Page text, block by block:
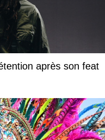
après son feat